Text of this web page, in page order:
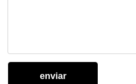
enviar